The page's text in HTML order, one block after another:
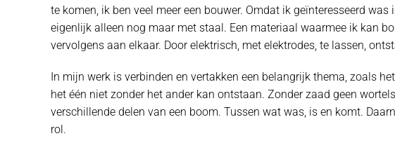
te komen, ik ben veel meer een bouwer. Omdat ik geïnteresseerd
eigenlijk alleen nog maar met staal. Een materiaal waarmee ik kan
vervolgens aan elkaar. Door elektrisch, met elektrodes, te lassen,
In mijn werk is verbinden en vertakken een belangrijk thema, zoals
het één niet zonder het ander kan ontstaan. Zonder zaad geen
verschillende delen van een boom. Tussen wat was, is en komt.
rol.